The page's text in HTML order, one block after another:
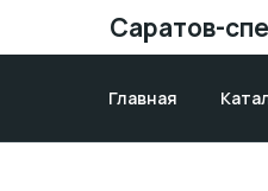
Саратов-
Главная